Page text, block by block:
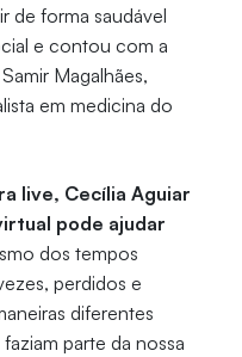
de forma saudável
e contou com a
Magalhães,
em medicina do
live, Cecília Aguiar
pode ajudar
dos tempos
perdidos e
diferentes
parte da nossa